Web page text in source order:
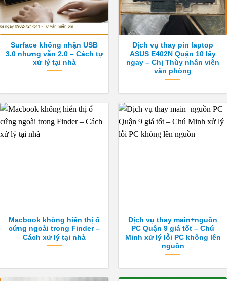
Surface không nhận USB
3.0 nhưng vẫn 2.0 – Cách tự
xử lý tại nhà
Dịch vụ thay pin laptop
ASUS E402N Quận 10 lấy
ngay – Chị Thùy nhân viên
văn phòng
Macbook không hiển thị ổ
cứng ngoài trong Finder –
Cách xử lý tại nhà
Dịch vụ thay main+nguồn
PC Quận 9 giá tốt – Chú
Minh xử lý lỗi PC không lên
nguồn